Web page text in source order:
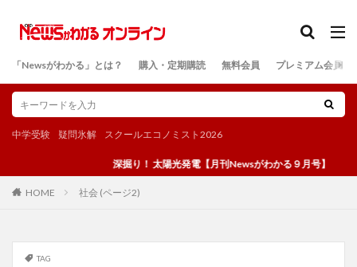
「Newsがわかる」とは？ 購入・定期購読 無料会員 プレミアム会員
中学受験 疑問氷解 スクールエコノミスト2026
深掘り！ 太陽光発電【月刊Newsがわかる９月号】
HOME 社会 (ページ2)
TAG
検索